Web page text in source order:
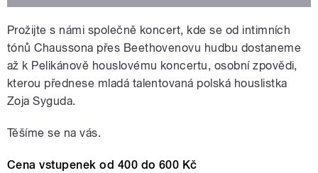
Prožijte s námi společně koncert, kde se od intimních
tónů Chaussona přes Beethovenovu hudbu dostaneme
až k Pelikánově houslovému koncertu, osobní zpovědi,
kterou přednese mladá talentovaná polská houslistka
Zoja Syguda.
Těšíme se na vás.
Cena vstupenek od 400 do 600 Kč